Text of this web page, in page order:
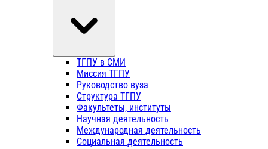
ТГПУ в СМИ
Миссия ТГПУ
Руководство вуза
Структура ТГПУ
Факультеты, институты
Научная деятельность
Международная деятельность
Социальная деятельность